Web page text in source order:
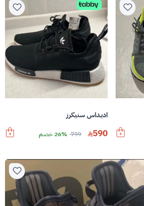
اديداس سنيكرز
590
799 26% خصم